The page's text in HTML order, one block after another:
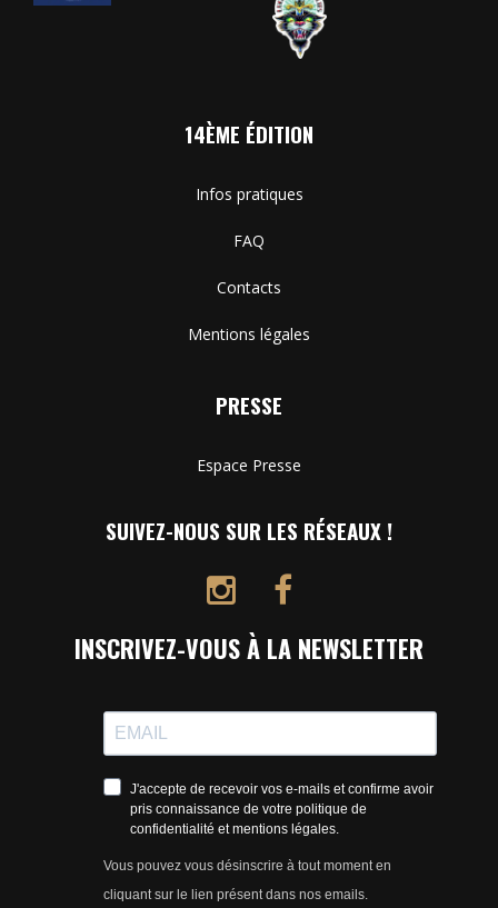
14ÈME ÉDITION
Infos pratiques
FAQ
Contacts
Mentions légales
PRESSE
Espace Presse
SUIVEZ-NOUS SUR LES RÉSEAUX !
INSCRIVEZ-VOUS À LA NEWSLETTER
J'accepte de recevoir vos e-mails et confirme avoir
pris connaissance de votre politique de
confidentialité et mentions légales.
Vous pouvez vous désinscrire à tout moment en
cliquant sur le lien présent dans nos emails.